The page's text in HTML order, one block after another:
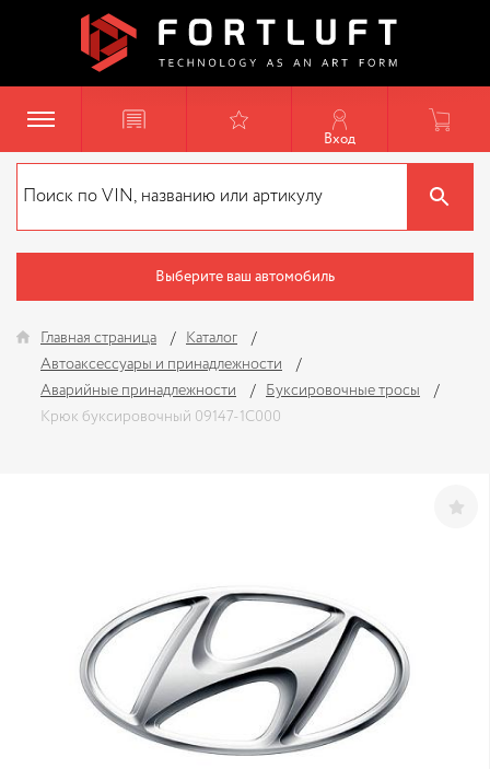
Вход
Выберите ваш автомобиль
Главная страница
Каталог
Автоаксессуары и принадлежности
Аварийные принадлежности
Буксировочные тросы
Крюк буксировочный 09147-1C000